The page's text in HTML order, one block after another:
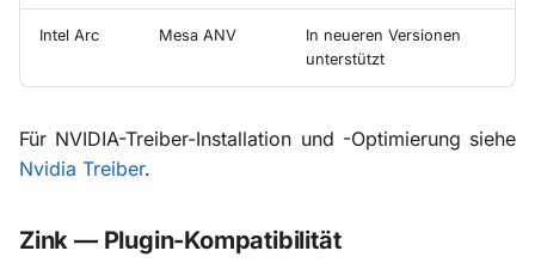
Diagnose-Start mit CLI-
GPU-Debugging
Weiterführende Kapitel
Intel Arc Mesa ANV
In neueren Versionen
unterstützt
Für NVIDIA-Treiber-Installation und -Optimierung siehe
Nvidia Treiber.
Zink — Plugin-Kompatibilität